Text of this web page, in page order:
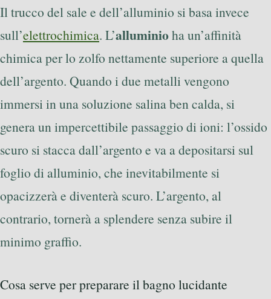
Il trucco del sale e dell’alluminio si basa invece
sull’elettrochimica. L’alluminioha un’affinità
chimica per lo zolfo nettamente superiore a quella
dell’argento. Quando i due metalli vengono
immersi in una soluzione salina ben calda, si
genera un impercettibile passaggio di ioni: l’ossido
scuro si stacca dall’argento e va a depositarsi sul
foglio di alluminio, che inevitabilmente si
opacizzerà e diventerà scuro. L’argento, al
contrario, tornerà a splendere senza subire il
minimo graffio.
Cosa serve per preparare il bagno lucidante